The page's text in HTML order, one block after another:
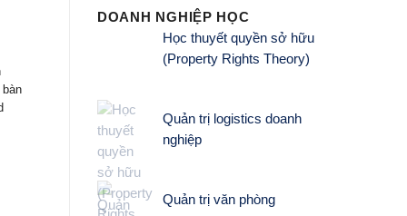
DOANH NGHIỆP HỌC
Học thuyết quyền sở hữu
(Property Rights Theory)
Quản trị logistics doanh
nghiệp
Quản trị văn phòng